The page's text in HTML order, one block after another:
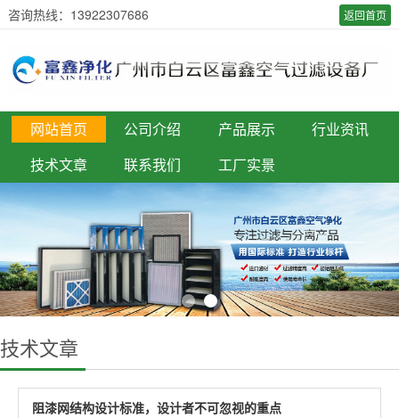
返回首页
咨询热线：13922307686
网站首页 公司介绍 产品展示
行业资讯
技术文章
联系我们 工厂实景
技术文章
阻漆网结构设计标准，设计者不可忽视的重点